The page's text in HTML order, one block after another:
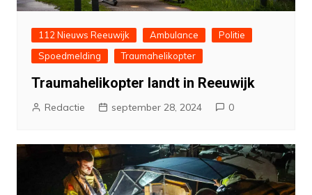
112 Nieuws Reeuwijk Ambulance
Politie
Spoedmelding
Traumahelikopter
Traumahelikopter landt in Reeuwijk
Redactie september 28, 2024 0